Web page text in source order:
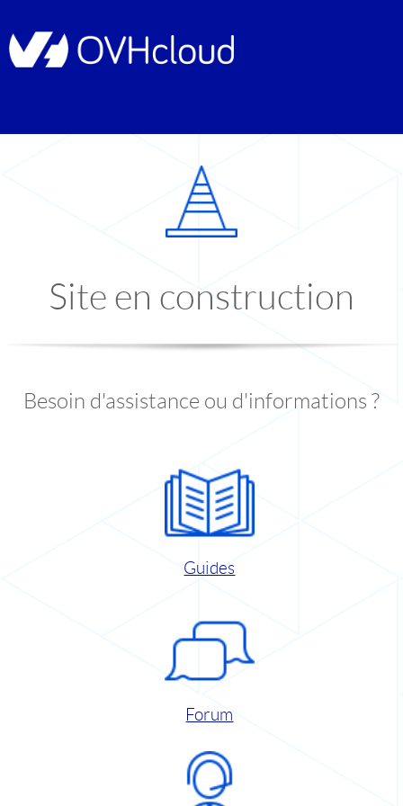
Site en construction
Besoin d'assistance ou d'informations ?
Guides
Forum